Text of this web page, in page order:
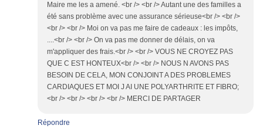
Maire me les a amené. <br /> <br /> Autant une des familles a
été sans problème avec une assurance sérieuse<br /> <br />
<br /> <br /> Moi on va pas me faire de cadeaux : les impôts,
....<br /> <br /> On va pas me donner de délais, on va
m'appliquer des frais.<br /> <br /> VOUS NE CROYEZ PAS
QUE C EST HONTEUX<br /> <br /> NOUS N AVONS PAS
BESOIN DE CELA, MON CONJOINT A DES PROBLEMES
CARDIAQUES ET MOI J AI UNE POLYARTHRITE ET FIBRO;
<br /> <br /> <br /> <br /> MERCI DE PARTAGER
Répondre